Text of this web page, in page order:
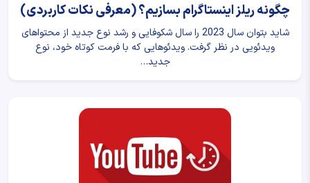
چگونه ریلز اینستاگرام بسازیم؟ (معرفی نکات کاربردی)
شاید بتوان سال 2023 را سال شکوفایی و رشد نوع جدید از محتواهای
ویدئویی در نظر گرفت. ویدئوهایی که با فرمت کوتاه خود، نوع
جدید…